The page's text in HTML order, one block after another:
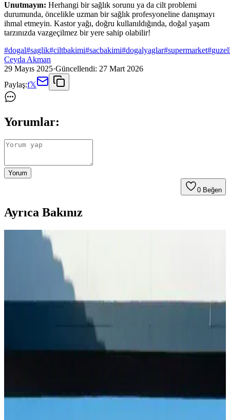
Unutmayın: Herhangi bir sağlık sorunu ya da cilt problemi
durumunda, öncelikle uzman bir sağlık profesyoneline danışmayı
ihmal etmeyin. Kastor yağı, doğru kullanıldığında, doğal yaşam
tarzınızda vazgeçilmez bir yere sahip olabilir!
#dogal#saglik#ciltbakimi#sacbakimi#dogalyaglar#supermarket#
Ceyda Akman
29 Mayıs 2025·Güncellendi: 27 Mart 2026
Paylaş:f𝕏
Yorumlar:
Yorum
0 Beğen
Ayrıca Bakınız
Çedene Bitkisinin Sağlık ve Lezzet Açısından Güncel
Kullanım Alanları
Çedene, Anadolu'nun doğal bitkisi olup, sağlık faydaları ve
lezzetiyle öne çıkar. Demir içeriği yüksek olan bu bitki, solunum ve
sindirim sağlığını destekler, modern yaşamda doğal ürünler arasında
yer alır.
Ormanlı Pirinci Nedir ve Özellikleriyle Mutfakta
Ormanlı pirinci, doğal ortamda yetişen aromatik ve sağlıklı bir pirinç
Hunnap Pekmezi: Doğal Enerji ve Bağışıklık